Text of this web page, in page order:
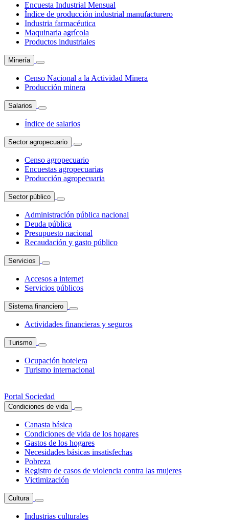
Encuesta Industrial Mensual
Índice de producción industrial manufacturero
Industria farmacéutica
Maquinaria agrícola
Productos industriales
Minería
Censo Nacional a la Actividad Minera
Producción minera
Salarios
Índice de salarios
Sector agropecuario
Censo agropecuario
Encuestas agropecuarias
Producción agropecuaria
Sector público
Administración pública nacional
Deuda pública
Presupuesto nacional
Recaudación y gasto público
Servicios
Accesos a internet
Servicios públicos
Sistema financiero
Actividades financieras y seguros
Turismo
Ocupación hotelera
Turismo internacional
Portal Sociedad
Condiciones de vida
Canasta básica
Condiciones de vida de los hogares
Gastos de los hogares
Necesidades básicas insatisfechas
Pobreza
Registro de casos de violencia contra las mujeres
Victimización
Cultura
Industrias culturales